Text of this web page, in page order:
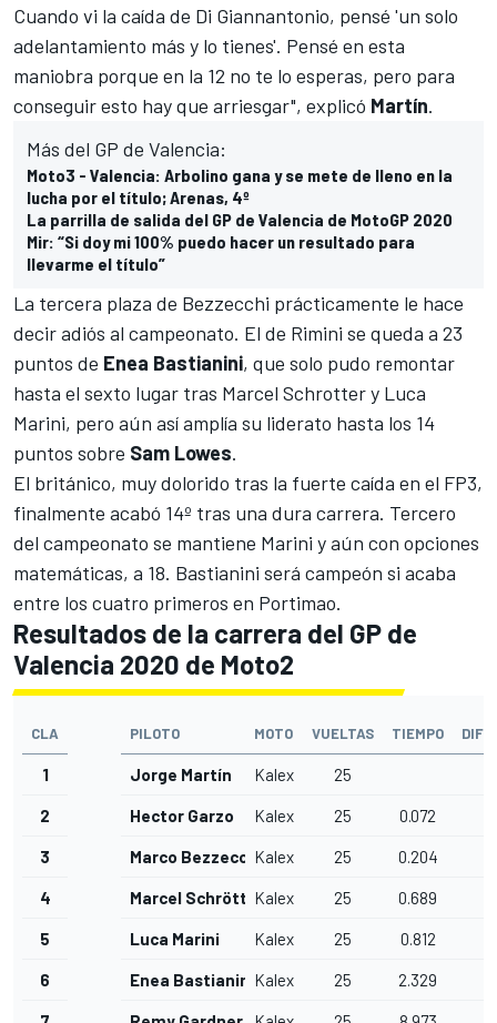
Cuando vi la caída de Di Giannantonio, pensé 'un solo
adelantamiento más y lo tienes'. Pensé en esta
maniobra porque en la 12 no te lo esperas, pero para
conseguir esto hay que arriesgar", explicó Martín.
Más del GP de Valencia:
Moto3 - Valencia: Arbolino gana y se mete de lleno en la
lucha por el título; Arenas, 4º
La parrilla de salida del GP de Valencia de MotoGP 2020
Mir: “Si doy mi 100% puedo hacer un resultado para
llevarme el título”
La tercera plaza de Bezzecchi prácticamente le hace
decir adiós al campeonato. El de Rimini se queda a 23
puntos de Enea Bastianini, que solo pudo remontar
hasta el sexto lugar tras Marcel Schrotter y Luca
Marini, pero aún así amplía su liderato hasta los 14
puntos sobre Sam Lowes.
El británico, muy dolorido tras la fuerte caída en el FP3,
finalmente acabó 14º tras una dura carrera. Tercero
del campeonato se mantiene Marini y aún con opciones
matemáticas, a 18. Bastianini será campeón si acaba
entre los cuatro primeros en Portimao.
Resultados de la carrera del GP de
Valencia 2020 de Moto2
CLA PILOTO MOTO VUELTAS TIEMPO
1 Jorge Martín Kalex 25
2 Hector Garzo Kalex 25 0.072
3 Marco BezzecchiKalex 25 0.204
4 Marcel SchrötterKalex 25 0.689
5 Luca Marini Kalex 25 0.812
6 Enea Bastianini Kalex 25 2.329